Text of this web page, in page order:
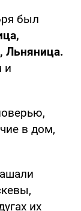
был
Льняница.
и
в дом,
их